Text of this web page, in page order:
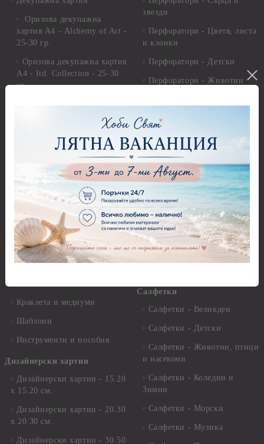
Оризова декупажна
хартия А4 - Alchemy of Art -
25-30 гр.
Оризова декупажна хартия
А4 - Itd. Collection - 25-30
гр.
Фина оризова декупажна
хартия Stamperia - 21 х
Декупажна хартия - Други
Антични пасти
Вакс пасти
Грунд, Основи, Релефни
пасти
Варак, Шлак метал, Фолио,
Пантна
Лакове и защитни покрития
Краклета и медиуми
Шаблони
Инструменти и пособия
Дизайнерски хартии
Дизайнерски хартии - 15.20
х 15.20 см.
Дизайнерски хартии - 20.30
х 20.30 см.
Дизайнерски хартии - 30.50
звезди
Перфоратори - Цветя, листа
и клонки
Перфоратори - Детски
Перфоратори - Животни
Грунд и почистващи
разтвори
Платна за рисуване
Стативи и поставки
Четки и инструменти
Моливи, акварелни
комплекти
Салфетки
Салфетки - Великден
Салфетки - Детски
Салфетки - Животни, птици
и насекоми
Салфетки - Коледни и
Зимни
Салфетки - Морски
Салфетки - Музика